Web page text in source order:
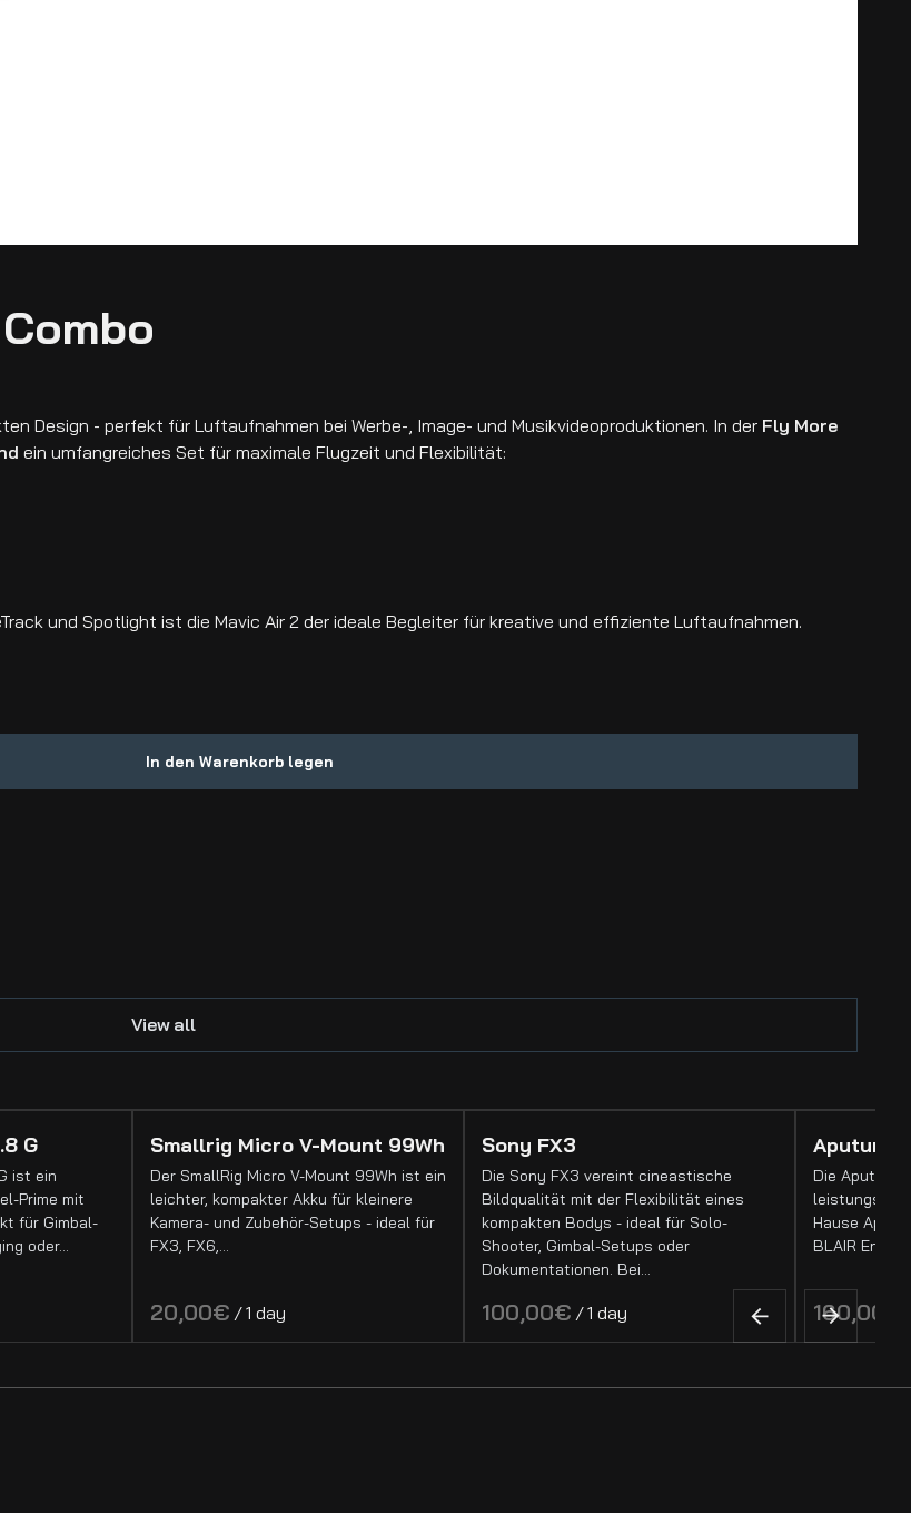
Design - perfekt für Luftaufnahmen bei Werbe-, Image- und Musikvideoproduktionen. In der Fly More
ein umfangreiches Set für maximale Flugzeit und Flexibilität:
und Spotlight ist die Mavic Air 2 der ideale Begleiter für kreative und effiziente Luftaufnahmen.
View all
G
ist ein
Prime mit
für Gimbal-
oder…
Smallrig Micro V-Mount 99Wh
Der SmallRig Micro V-Mount 99Wh ist ein
leichter, kompakter Akku für kleinere
Kamera- und Zubehör-Setups - ideal für
FX3, FX6,…
/
Sony FX3
Die Sony FX3 vereint cineastische
Bildqualität mit der Flexibilität eines
kompakten Bodys - ideal für Solo-
Shooter, Gimbal-Setups oder
Dokumentationen. Bei…
/
Aputure
Die Aputure
Hause
BLAIR